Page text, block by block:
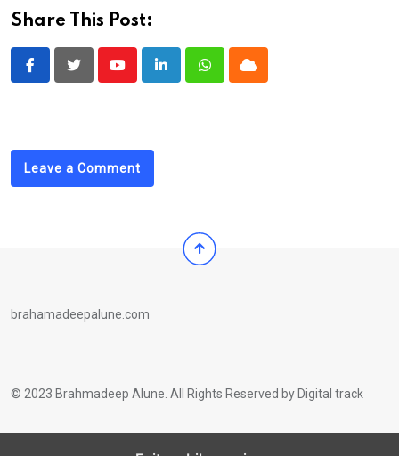
Share This Post:
YoutubeLinkedInWhatsappCloud
Leave a Comment
brahamadeepalune.com
© 2023 Brahmadeep Alune. All Rights Reserved by Digital track